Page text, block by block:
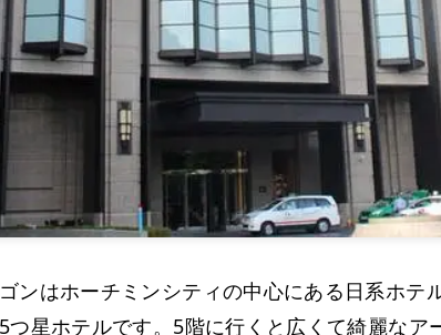
ンはホーチミンシティの中心にある日系ホテ
つ星ホテルです。5階に行くと広くて綺麗な